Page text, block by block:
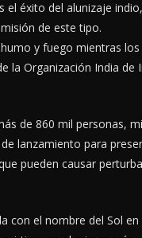
el éxito del alunizaje
de este tipo.
y fuego mientras
la Organización India de
de 860 mil personas,
lanzamiento para
pueden causar
con el nombre del Sol